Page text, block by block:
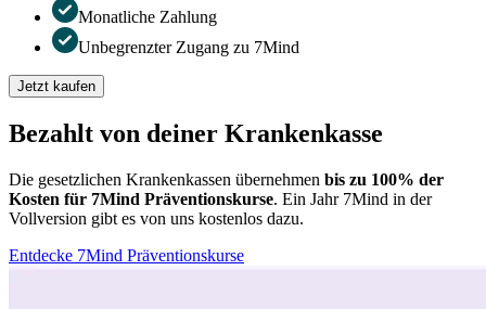
Monatliche Zahlung
Unbegrenzter Zugang zu 7Mind
Jetzt kaufen
Bezahlt von deiner Krankenkasse
Die gesetzlichen Krankenkassen übernehmen bis zu 100% der
Kosten für 7Mind Präventionskurse. Ein Jahr 7Mind in der
Vollversion gibt es von uns kostenlos dazu.
Entdecke 7Mind Präventionskurse